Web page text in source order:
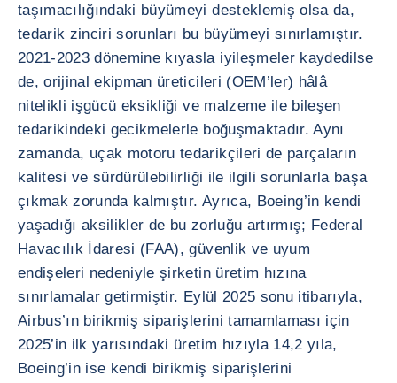
taşımacılığındaki büyümeyi desteklemiş olsa da,
tedarik zinciri sorunları bu büyümeyi sınırlamıştır.
2021-2023 dönemine kıyasla iyileşmeler kaydedilse
de, orijinal ekipman üreticileri (OEM’ler) hâlâ
nitelikli işgücü eksikliği ve malzeme ile bileşen
tedarikindeki gecikmelerle boğuşmaktadır. Aynı
zamanda, uçak motoru tedarikçileri de parçaların
kalitesi ve sürdürülebilirliği ile ilgili sorunlarla başa
çıkmak zorunda kalmıştır. Ayrıca, Boeing’in kendi
yaşadığı aksilikler de bu zorluğu artırmış; Federal
Havacılık İdaresi (FAA), güvenlik ve uyum
endişeleri nedeniyle şirketin üretim hızına
sınırlamalar getirmiştir. Eylül 2025 sonu itibarıyla,
Airbus’ın birikmiş siparişlerini tamamlaması için
2025’in ilk yarısındaki üretim hızıyla 14,2 yıla,
Boeing’in ise kendi birikmiş siparişlerini